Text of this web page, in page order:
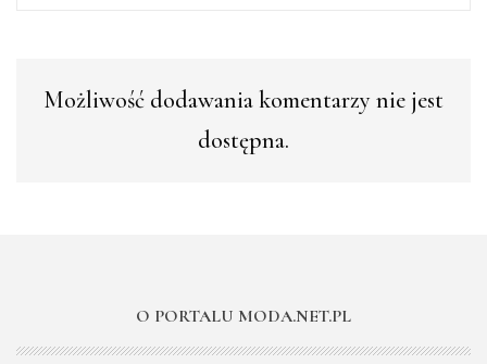
Możliwość dodawania komentarzy nie jest
dostępna.
O PORTALU MODA.NET.PL